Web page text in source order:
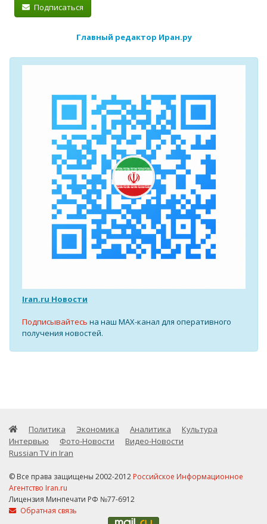
Подписаться
Главный редактор Иран.ру
Iran.ru Новости
Подписывайтесь на наш MAX-канал для оперативного
получения новостей.
Политика Экономика Аналитика
Культура
Интервью
Фото-Новости
Видео-Новости
Russian TV in Iran
© Все права защищены 2002-2012 Российское Информационное
Агентство Iran.ru
Лицензия Минпечати РФ №77-6912
Обратная связь